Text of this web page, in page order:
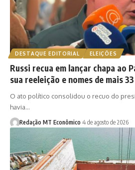
DESTAQUE EDITORIAL ELEIÇÕES
Russi recua em lançar chapa ao
sua reeleição e nomes de mais
O ato político consolidou o recuo do
havia…
Redação MT Econômico 4 de agosto de 2026